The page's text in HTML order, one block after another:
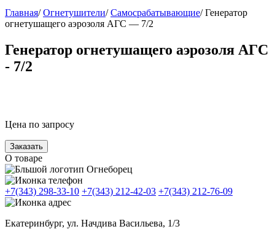
Главная/Огнетушители/Самосрабатывающие/ Генератор
огнетушащего аэрозоля АГС — 7/2
Генератор огнетушащего аэрозоля АГС
- 7/2
Цена по запросу
Заказать
О товаре
+7(343) 298-33-10 +7(343) 212-42-03 +7(343) 212-76-09
Екатеринбург, ул. Начдива Васильева, 1/3